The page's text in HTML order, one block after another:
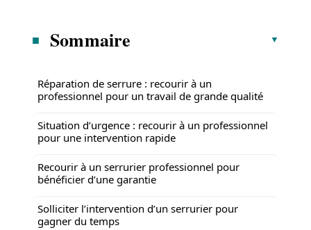
Sommaire
Réparation de serrure : recourir à un
professionnel pour un travail de grande qualité
Situation d’urgence : recourir à un professionnel
pour une intervention rapide
Recourir à un serrurier professionnel pour
bénéficier d’une garantie
Solliciter l’intervention d’un serrurier pour
gagner du temps